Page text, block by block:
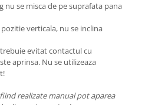
nu se misca de pe suprafata pana
verticala, nu se inclina
evitat contactul cu
aprinsa. Nu se utilizeaza
realizate manual pot aparea